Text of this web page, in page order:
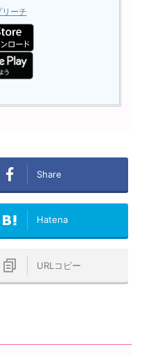
ーチ
Share
Hatena
URLコピー